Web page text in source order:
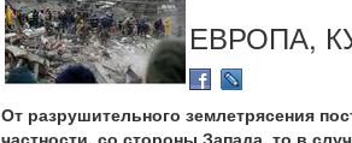
ЕВРОПА,
От разрушительного землетрясения